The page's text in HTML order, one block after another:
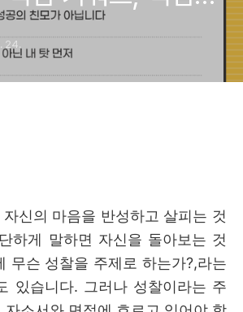
활용도 좋은 핵심어
24.
자신의 마음을 반성하고 살피는 것
하게 말하면 자신을 돌아보는 것
무슨 성찰을 주제로 하는가?,라는
있습니다. 그러나 성찰이라는 주